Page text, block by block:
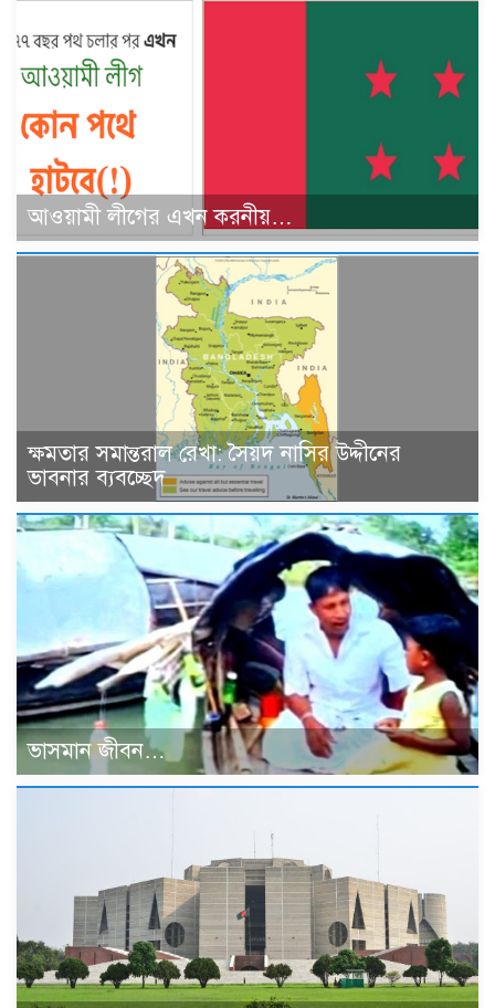
আওয়ামী লীগের এখন করনীয়…
ক্ষমতার সমান্তরাল রেখা: সৈয়দ নাসির উদ্দীনের
ভাবনার ব্যবচ্ছেদ
ভাসমান জীবন…